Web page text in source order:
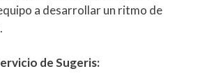
a desarrollar un ritmo de
de Sugeris: